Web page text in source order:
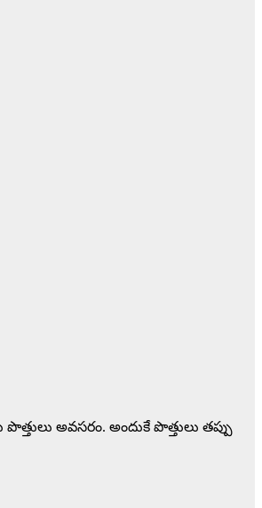
అవసరం. అందుకే పొత్తులు తప్పు